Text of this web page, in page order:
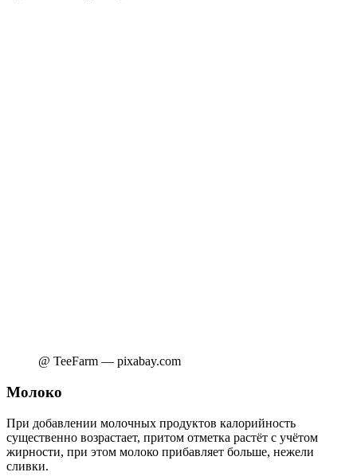
@ TeeFarm — pixabay.com
Молоко
При добавлении молочных продуктов калорийность
существенно возрастает, притом отметка растёт с учётом
жирности, при этом молоко прибавляет больше, нежели
сливки.